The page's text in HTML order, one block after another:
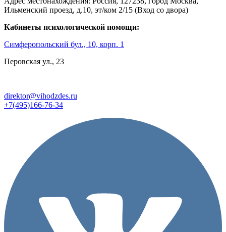
Ильменский проезд, д.10, эт/ком 2/15 (Вход со двора)
Кабинеты психологической помощи:
Симферопольский бул., 10, корп. 1
Перовская ул., 23
direktor@vihodzdes.ru
+7(495)166-76-34